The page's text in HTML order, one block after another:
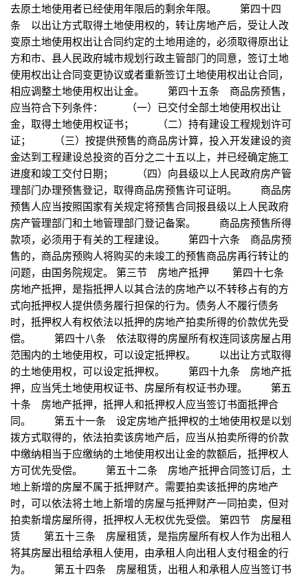
去原土地使用者已经使用年限后的剩余年限。 第四十四
条 以出让方式取得土地使用权的，转让房地产后，受让人改
变原土地使用权出让合同约定的土地用途的，必须取得原出让
方和市、县人民政府城市规划行政主管部门的同意，签订土地
使用权出让合同变更协议或者重新签订土地使用权出让合同，
相应调整土地使用权出让金。 第四十五条 商品房预售，
应当符合下列条件： （一）已交付全部土地使用权出让
金，取得土地使用权证书； （二）持有建设工程规划许可
证； （三）按提供预售的商品房计算，投入开发建设的资
金达到工程建设总投资的百分之二十五以上，并已经确定施工
进度和竣工交付日期； （四）向县级以上人民政府房产管
理部门办理预售登记，取得商品房预售许可证明。 商品房
预售人应当按照国家有关规定将预售合同报县级以上人民政府
房产管理部门和土地管理部门登记备案。 商品房预售所得
款项，必须用于有关的工程建设。 第四十六条 商品房预
售的，商品房预购人将购买的未竣工的预售商品房再行转让的
问题，由国务院规定。 第三节 房地产抵押 第四十七条
房地产抵押，是指抵押人以其合法的房地产以不转移占有的方
式向抵押权人提供债务履行担保的行为。债务人不履行债务
时，抵押权人有权依法以抵押的房地产拍卖所得的价款优先受
偿。 第四十八条 依法取得的房屋所有权连同该房屋占用
范围内的土地使用权，可以设定抵押权。 以出让方式取得
的土地使用权，可以设定抵押权。 第四十九条 房地产抵
押，应当凭土地使用权证书、房屋所有权证书办理。 第五
十条 房地产抵押，抵押人和抵押权人应当签订书面抵押合
同。 第五十一条 设定房地产抵押权的土地使用权是以划
拨方式取得的，依法拍卖该房地产后，应当从拍卖所得的价款
中缴纳相当于应缴纳的土地使用权出让金的款额后，抵押权人
方可优先受偿。 第五十二条 房地产抵押合同签订后，土
地上新增的房屋不属于抵押财产。需要拍卖该抵押的房地产
时，可以依法将土地上新增的房屋与抵押财产一同拍卖，但对
拍卖新增房屋所得，抵押权人无权优先受偿。 第四节 房屋租
赁 第五十三条 房屋租赁，是指房屋所有权人作为出租人
将其房屋出租给承租人使用，由承租人向出租人支付租金的行
为。 第五十四条 房屋租赁，出租人和承租人应当签订书